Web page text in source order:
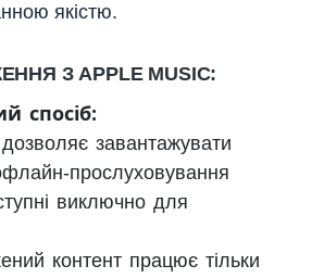
якістю.
З APPLE MUSIC:
спосіб:
завантажувати
прослуховування
виключно для
контент працює тільки